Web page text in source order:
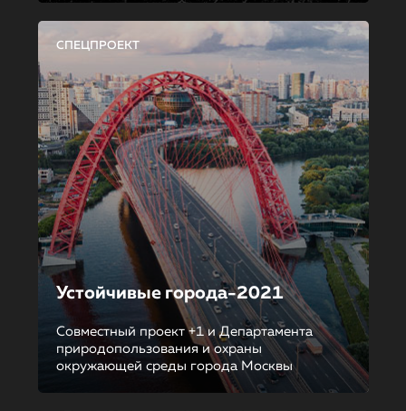
СПЕЦПРОЕКТ
Устойчивые города-2021
Совместный проект +1 и Департамента
природопользования и охраны
окружающей среды города Москвы